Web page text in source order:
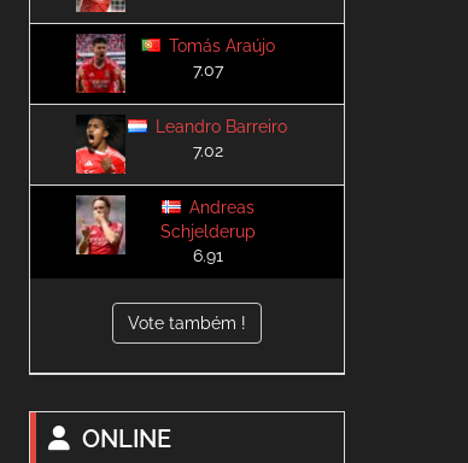
Tomás Araújo
7.07
Leandro Barreiro
7.02
Andreas
Schjelderup
6.91
Vote também !
ONLINE